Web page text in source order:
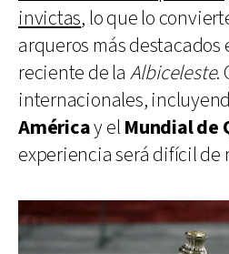
invictas, lo que lo
arqueros más destacados
reciente de la Albiceleste.
internacionales,
Américay el Mundialde
experiencia será difícil de